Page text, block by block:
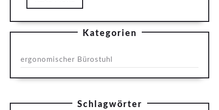
MORE
Kategorien
ergonomischer Bürostuhl
Schlagwörter